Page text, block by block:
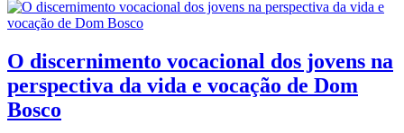
O discernimento vocacional dos jovens na
perspectiva da vida e vocação de Dom
Bosco